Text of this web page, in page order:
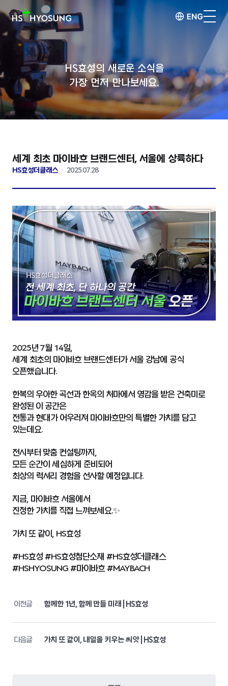
HS효성의 새로운 소식을
가장 먼저 만나보세요.
세계 최초 마이바흐 브랜드센터, 서울에 상륙하다
HS효성더클래스 2025.07.28
2025년 7월 14일,
세계 최초의 마이바흐 브랜드센터가 서울 강남에 공식
오픈했습니다.
한복의 우아한 곡선과 한옥의 처마에서 영감을 받은 건축미로
완성된 이 공간은
전통과 현대가 어우러져 마이바흐만의 특별한 가치를 담고
있는데요.
전시부터 맞춤 컨설팅까지,
모든 순간이 세심하게 준비되어
최상의 럭셔리 경험을 선사할 예정입니다.
지금, 마이바흐 서울에서
진정한 가치를 직접 느껴보세요.✨
가치 또 같이, HS효성
#HS효성 #HS효성첨단소재 #HS효성더클래스
#HSHYOSUNG #마이바흐 #MAYBACH
이전글 함께한 1년, 함께 만들 미래 | HS효성
다음글 가치 또 같이, 내일을 키우는 씨앗 | HS효성